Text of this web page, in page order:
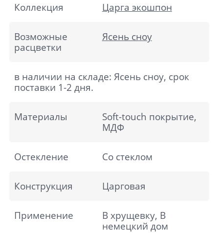
Коллекция Царга экошпон
Возможные
расцветки
Ясень сноу
в наличии на складе: Ясень сноу, срок
поставки 1-2 дня.
Материалы
Soft-touch покрытие,
МДФ
Остекление Со стеклом
Конструкция Царговая
Применение
В хрущевку, В
немецкий дом